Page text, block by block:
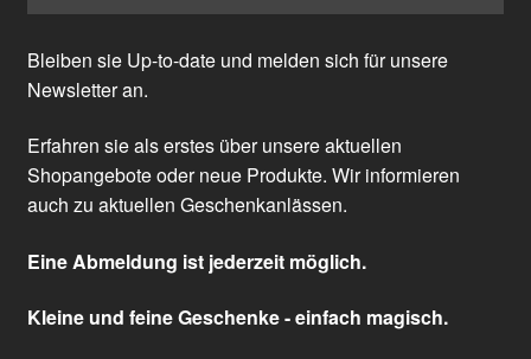
Bleiben sie Up-to-date und melden sich für unsere
Newsletter an.
Erfahren sie als erstes über unsere aktuellen
Shopangebote oder neue Produkte. Wir informieren
auch zu aktuellen Geschenkanlässen.
Eine Abmeldung ist jederzeit möglich.
Kleine und feine Geschenke - einfach magisch.